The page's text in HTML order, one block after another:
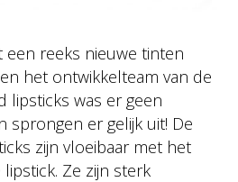
reeks nieuwe tinten
het ontwikkelteam van de
lipsticks was er geen
sprongen er gelijk uit! De
zijn vloeibaar met het
Ze zijn sterk